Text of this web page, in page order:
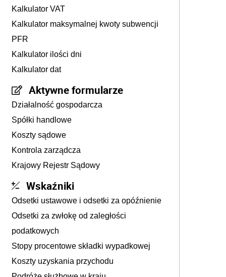
Kalkulator VAT
Kalkulator maksymalnej kwoty subwencji
PFR
Kalkulator ilości dni
Kalkulator dat
Aktywne formularze
Działalność gospodarcza
Spółki handlowe
Koszty sądowe
Kontrola zarządcza
Krajowy Rejestr Sądowy
Wskaźniki
Odsetki ustawowe i odsetki za opóźnienie
Odsetki za zwłokę od zaległości
podatkowych
Stopy procentowe składki wypadkowej
Koszty uzyskania przychodu